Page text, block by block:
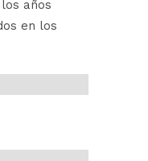
años
en los